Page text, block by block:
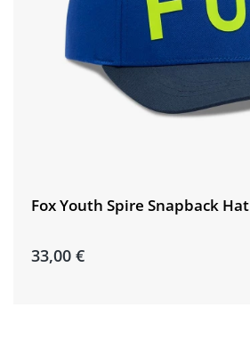
Fox Youth Spire Snapback Hat
33,00 €